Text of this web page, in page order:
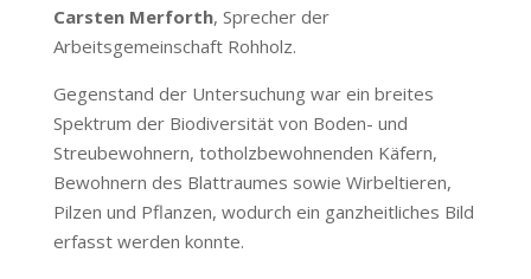
Carsten Merforth, Sprecher der
Arbeitsgemeinschaft Rohholz.
Gegenstand der Untersuchung war ein breites
Spektrum der Biodiversität von Boden- und
Streubewohnern, totholzbewohnenden Käfern,
Bewohnern des Blattraumes sowie Wirbeltieren,
Pilzen und Pflanzen, wodurch ein ganzheitliches Bild
erfasst werden konnte.